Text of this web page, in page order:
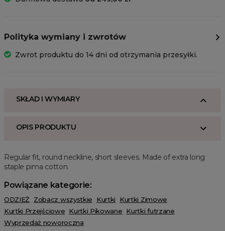
Polityka wymiany i zwrotów
Zwrot produktu do 14 dni od otrzymania przesyłki.
SKŁAD I WYMIARY
OPIS PRODUKTU
Regular fit, round neckline, short sleeves. Made of extra long
staple pima cotton.
Powiązane kategorie:
ODZIEŻ Zobacz wszystkie Kurtki
Kurtki Zimowe
Kurtki Przejściowe Kurtki Pikowane Kurtki futrzane
Wyprzedaż noworoczna